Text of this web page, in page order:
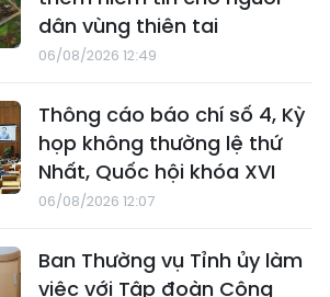
dân vùng thiên tai
06/08/2026 12:49
Thông cáo báo chí số 4, Kỳ
họp không thường lệ thứ
Nhất, Quốc hội khóa XVI
06/08/2026 12:07
Ban Thường vụ Tỉnh ủy làm
việc với Tập đoàn Công